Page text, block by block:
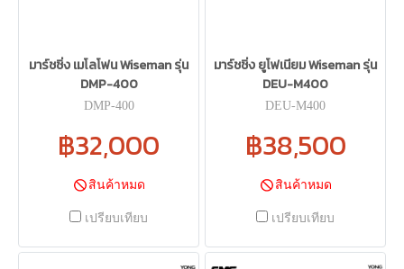
มาร์ชชิ่ง เมโลโฟน Wiseman รุ่น
DMP-400
DMP-400
฿32,000
สินค้าหมด
เปรียบเทียบ
มาร์ชชิ่ง ยูโฟเนียม Wiseman รุ่น
DEU-M400
DEU-M400
฿38,500
สินค้าหมด
เปรียบเทียบ